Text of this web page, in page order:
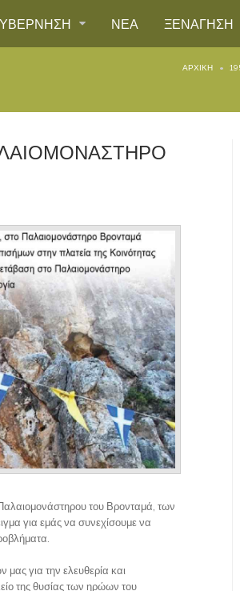
ΝΕΑ ΞΕΝΑΓΗΣΗ
ΑΡΧΙΚΉ
του Βρονταμά, των
για εμάς να συνεχίσουμε να
για την ελευθερία και
της θυσίας των ηρώων του